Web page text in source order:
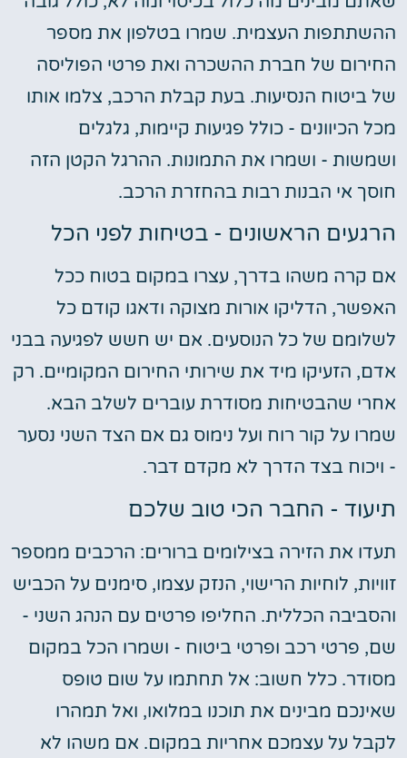
ההשתתפות העצמית. שמרו בטלפון את מספר
החירום של חברת ההשכרה ואת פרטי הפוליסה
של ביטוח הנסיעות. בעת קבלת הרכב, צלמו אותו
מכל הכיוונים - כולל פגיעות קיימות, גלגלים
ושמשות - ושמרו את התמונות. ההרגל הקטן הזה
חוסך אי הבנות רבות בהחזרת הרכב.
הרגעים הראשונים - בטיחות לפני הכל
אם קרה משהו בדרך, עצרו במקום בטוח ככל
האפשר, הדליקו אורות מצוקה ודאגו קודם כל
לשלומם של כל הנוסעים. אם יש חשש לפגיעה בבני
אדם, הזעיקו מיד את שירותי החירום המקומיים. רק
אחרי שהבטיחות מסודרת עוברים לשלב הבא.
שמרו על קור רוח ועל נימוס גם אם הצד השני נסער
- ויכוח בצד הדרך לא מקדם דבר.
תיעוד - החבר הכי טוב שלכם
תעדו את הזירה בצילומים ברורים: הרכבים ממספר
זוויות, לוחיות הרישוי, הנזק עצמו, סימנים על הכביש
והסביבה הכללית. החליפו פרטים עם הנהג השני -
שם, פרטי רכב ופרטי ביטוח - ושמרו הכל במקום
מסודר. כלל חשוב: אל תחתמו על שום טופס
שאינכם מבינים את תוכנו במלואו, ואל תמהרו
לקבל על עצמכם אחריות במקום. אם משהו לא